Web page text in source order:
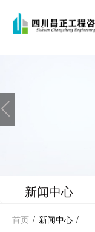
新闻中心
首页 / 新闻中心 /